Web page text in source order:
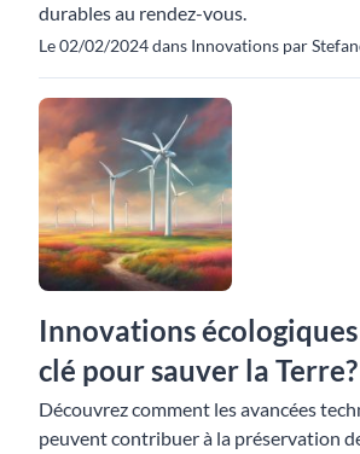
durables au rendez-vous.
Le 02/02/2024 dans Innovations par
Innovations
clé pour sauver la Terre?
Découvrez comment les avancées
peuvent contribuer à la préservation